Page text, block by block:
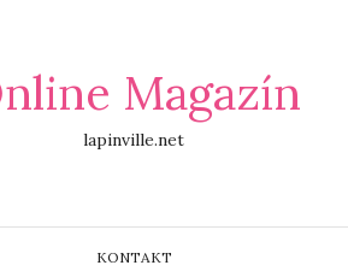
Magazín
lapinville.net
KONTAKT